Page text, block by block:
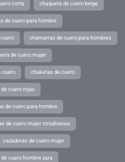
corta chaqueta de cuero beige
de cuero para hombre
chamarras de cuero para hombres
de cuero mujer
cuero chaketas de cuero
cuero rojas
de cuero para hombre
de cuero mujer stradivarius
cazadoras de cuero mujer
cuero hombre zara